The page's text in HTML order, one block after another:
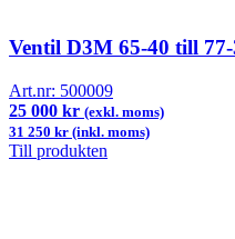
Ventil D3M 65-40 till
Art.nr: 500009
25 000 kr (exkl. moms)
31 250 kr (inkl. moms)
Till produkten